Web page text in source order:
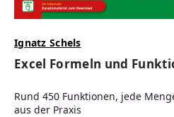
Ignatz Schels
Excel Formeln und
Rund 450 Funktionen, jede
aus der Praxis